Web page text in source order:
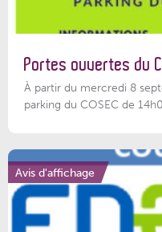
Portes ouvertes du
À partir du mercredi 8
parking du COSEC de
Avis d'affichage